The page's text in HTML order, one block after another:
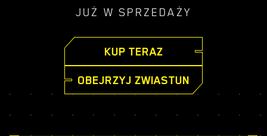
JUŻ W SPRZEDAŻY
KUP TERAZ
OBEJRZYJ ZWIASTUN